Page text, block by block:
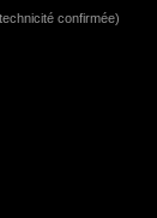
confirmée)